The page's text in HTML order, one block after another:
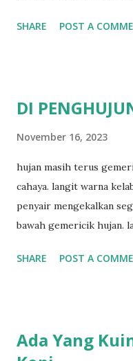
SHARE POST A
DI
November 16, 2023
hujan masih terus
cahaya. langit warna
penyair mengekalkan
bawah gemericik hujan.
penyair? apakah sia sia
SHARE POST A
Ada Yang